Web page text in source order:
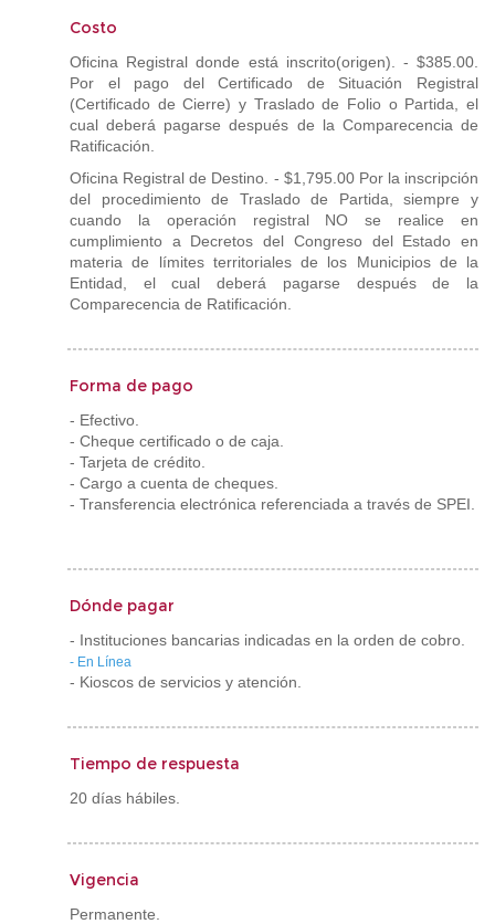
Costo
Oficina Registral donde está inscrito(origen). - $385.00.
Por el pago del Certificado de Situación Registral
(Certificado de Cierre) y Traslado de Folio o Partida, el
cual deberá pagarse después de la Comparecencia de
Ratificación.
Oficina Registral de Destino. - $1,795.00 Por la inscripción
del procedimiento de Traslado de Partida, siempre y
cuando la operación registral NO se realice en
cumplimiento a Decretos del Congreso del Estado en
materia de límites territoriales de los Municipios de la
Entidad, el cual deberá pagarse después de la
Comparecencia de Ratificación.
Forma de pago
- Efectivo.
- Cheque certificado o de caja.
- Tarjeta de crédito.
- Cargo a cuenta de cheques.
- Transferencia electrónica referenciada a través de SPEI.
Dónde pagar
- Instituciones bancarias indicadas en la orden de cobro.
- En Línea
- Kioscos de servicios y atención.
Tiempo de respuesta
20 días hábiles.
Vigencia
Permanente.